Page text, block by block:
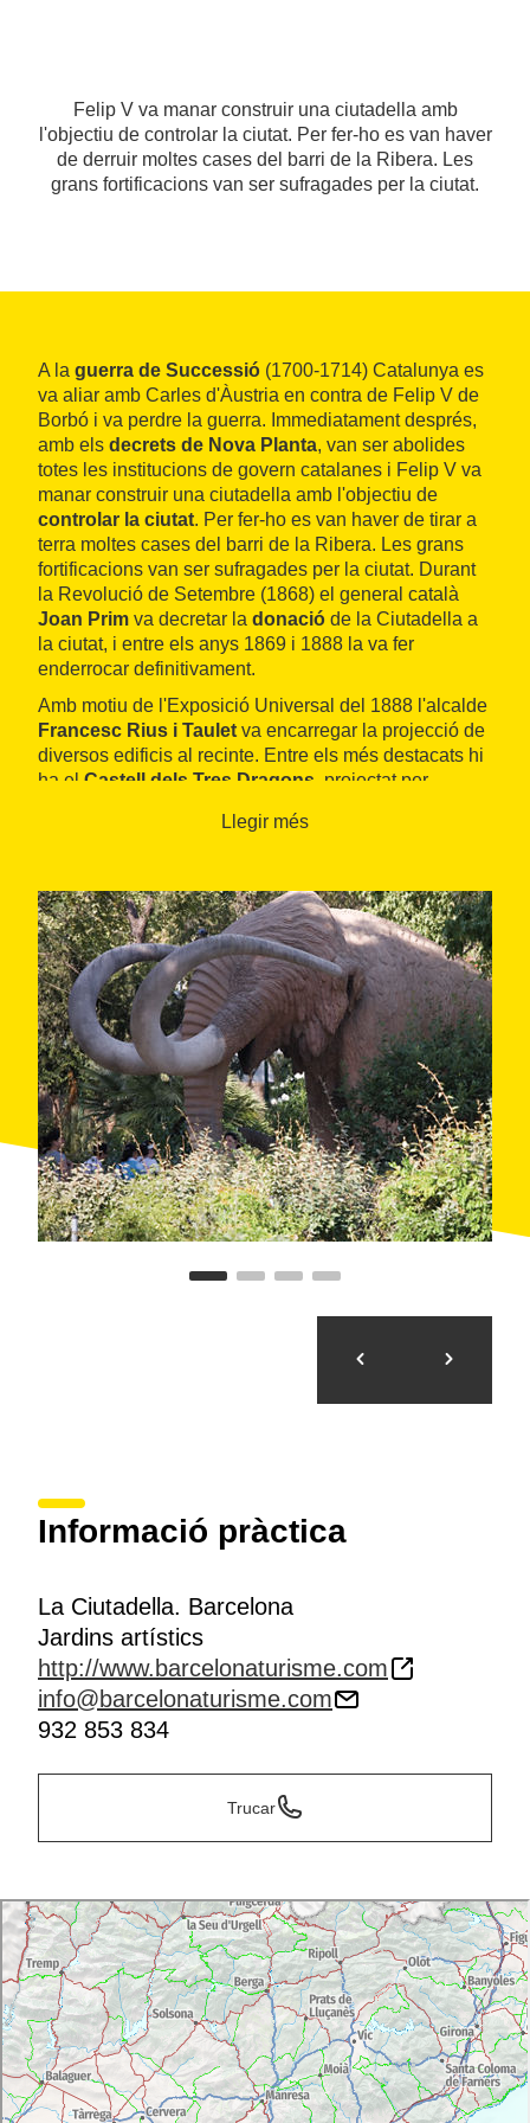
Felip V va manar construir una ciutadella amb
l'objectiu de controlar la ciutat. Per fer-ho es van haver
de derruir moltes cases del barri de la Ribera. Les
grans fortificacions van ser sufragades per la ciutat.
A la guerra de Successió (1700-1714) Catalunya es
va aliar amb Carles d'Àustria en contra de Felip V de
Borbó i va perdre la guerra. Immediatament després,
amb els decrets de Nova Planta, van ser abolides
totes les institucions de govern catalanes i Felip V va
manar construir una ciutadella amb l'objectiu de
controlar la ciutat. Per fer-ho es van haver de tirar a
terra moltes cases del barri de la Ribera. Les grans
fortificacions van ser sufragades per la ciutat. Durant
la Revolució de Setembre (1868) el general català
Joan Prim va decretar la donació de la Ciutadella a
la ciutat, i entre els anys 1869 i 1888 la va fer
enderrocar definitivament.
Amb motiu de l'Exposició Universal del 1888 l'alcalde
Francesc Rius i Taulet va encarregar la projecció de
diversos edificis al recinte. Entre els més destacats hi
ha el Castell dels Tres Dragons , projectat per
per Josep Fontserè amb l'ajuda d'Antoni Gaudí. Al
és un parc públic, el Parc de la Ciutadella. El Castell
dels Tres Dragons va acollir fins l'any 2000 el Museu
de Zoologia, i actualment acull elLaboratori de
Natura dins elMuseu de Ciències Naturals
. Fins al
2010 el Museu de Ciències Naturals de Barcelona va
estar al Parc de la Ciutadella, però part de la
col·lecció va passar al Museu Blau (situat al Parc del
Fòrum) quan es va inaugurar el 2011. ElZoo de
Barcelonaocupa gran part del terreny adjacent al
Parc. El Parc de la Ciutadella és escenari de tottipus
d'actesiactuacions, i és un dels escenaris
principals cada any durant les festes de la Mercè al
mes de setembre.
Llegir més
Informació pràctica
La Ciutadella. Barcelona
Jardins artístics
http://www.barcelonaturisme.com
info@barcelonaturisme.com
932 853 834
Trucar